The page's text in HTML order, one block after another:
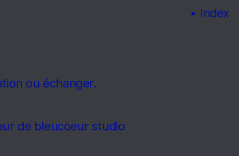
• Index
ou échanger.
de bleucoeur studio